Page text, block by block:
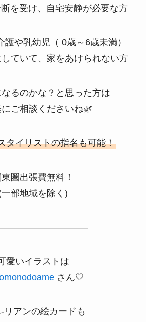
を受け、自宅安静が必要な方
や乳幼児（ 0歳～6歳未満）
ていて、家をあけられない方
るのかな？と思った方は
ご相談くださいね🌿
タイリストの指名も可能！
東圏出張費無料！
一部地域を除く)
愛いイラストは
さん🤍
リアンの絵カードも